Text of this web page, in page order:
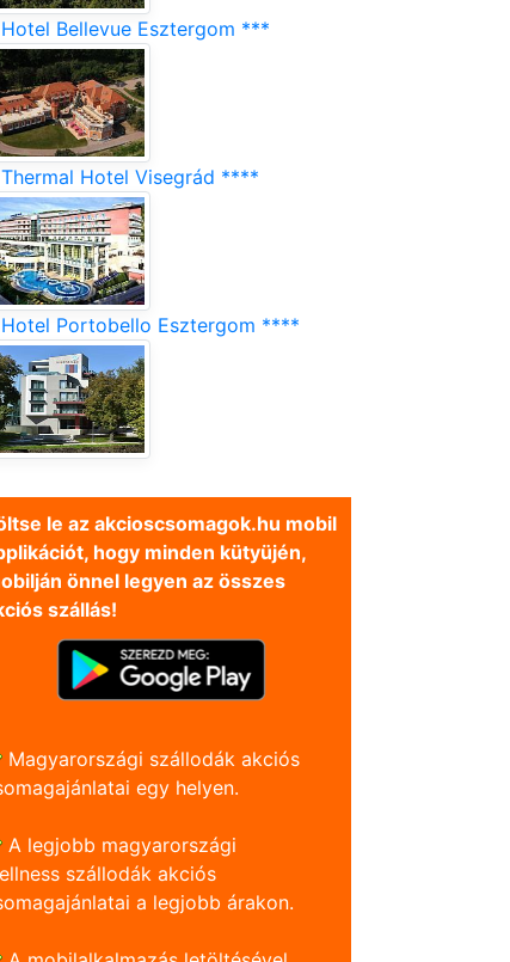
Bellevue Esztergom ***
Hotel Visegrád ****
Portobello Esztergom ****
le az akcioscsomagok.hu mobil
hogy minden kütyüjén,
önnel legyen az összes
szállás!
Magyarországi szállodák akciós
egy helyen.
A legjobb magyarországi
szállodák akciós
a legjobb árakon.